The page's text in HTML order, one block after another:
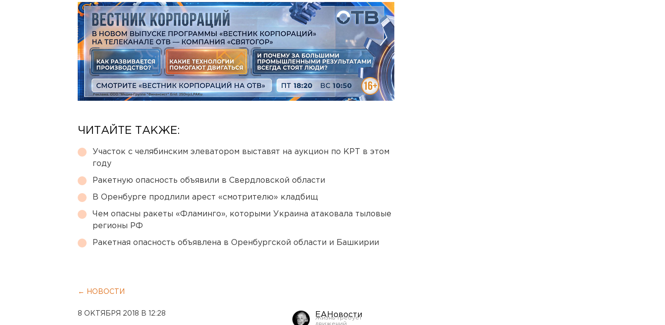
ЧИТАЙТЕ ТАКЖЕ:
Участок с челябинским элеватором выставят на аукцион по КРТ в этом
году
Ракетную опасность объявили в Свердловской области
В Оренбурге продлили арест «смотрителю» кладбищ
Чем опасны ракеты «Фламинго», которыми Украина атаковала тыловые
регионы РФ
Ракетная опасность объявлена в Оренбургской области и Башкирии
← НОВОСТИ
8 ОКТЯБРЯ 2018 В 12:28 ЕАНовости